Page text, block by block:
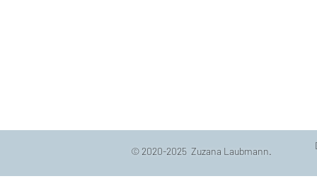
© 2020-2025 Zuzana Laubmann.